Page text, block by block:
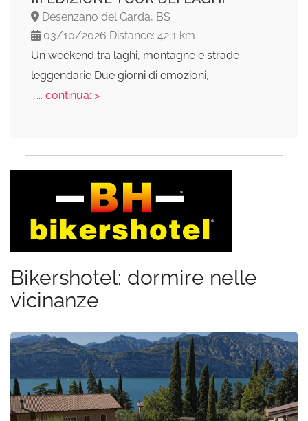
Desenzano del Garda, BS
03/10/2026 Distance: 42,1 km
Un weekend tra laghi, montagne e strade
leggendarie Due giorni di emozioni,
... continua: >
Bikershotel: dormire nelle
vicinanze